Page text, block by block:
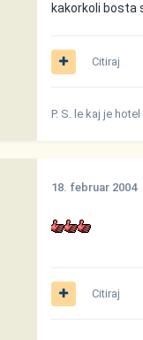
kakorkoli bosta
Citiraj
P. S. le kaj je
18. februar 2004
Citiraj